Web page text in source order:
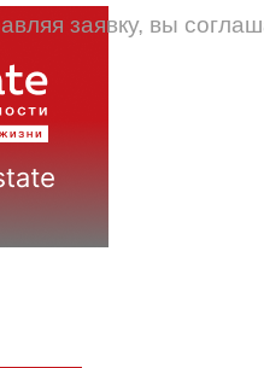
заявку, вы